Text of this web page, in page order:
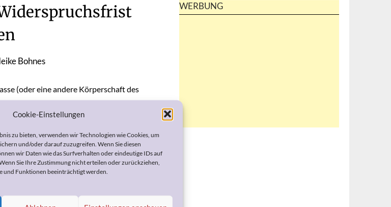
Cookie-Einstellungen
zu bieten, verwenden wir Technologien wie Cookies, um
und/oder darauf zuzugreifen. Wenn Sie diesen
wir Daten wie das Surfverhalten oder eindeutige IDs auf
Sie Ihre Zustimmung nicht erteilen oder zurückziehen,
und Funktionen beeinträchtigt werden.
Bohnes
(oder eine andere Körperschaft des
. So steht es auch in der vorgeschriebenen
verlängert sich die Widerspruchsfrist. In
WERBUNG